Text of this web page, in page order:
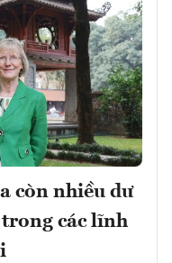
còn nhiều dư
các lĩnh